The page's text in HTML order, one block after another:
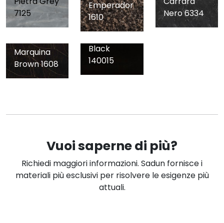
7125
Emperador
1610
Nero 6334
Marquina
Brown 1608
Black
140015
Vuoi saperne di più?
Richiedi maggiori informazioni. Sadun fornisce i
materiali più esclusivi per risolvere le esigenze più
attuali.